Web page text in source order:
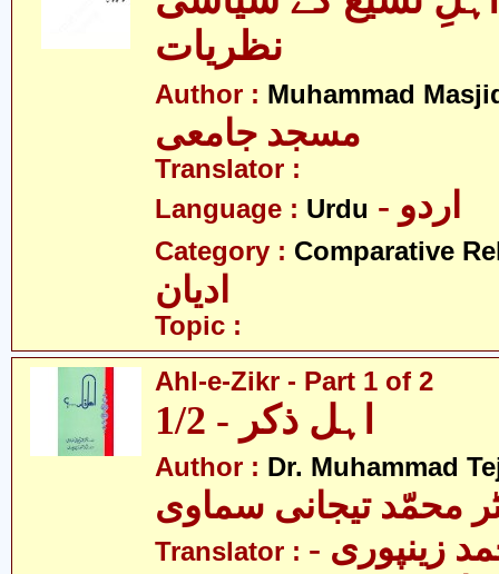
نظریات
Author : Muhammad
مسجد جامعی
Translator :
Language : Urdu - اردو
Category : Comparative
ادیان
Topic :
Ahl-e-Zikr - Part 1 of 2
اہل ذکر - 1/2
Author : Dr. Muhammad
محمّد تیجانی سماوی
Translator : زینپوری